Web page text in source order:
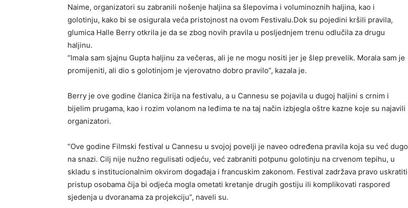
Naime, organizatori su zabranili nošenje haljina sa šlepovima i voluminoznih haljina, kao i
golotinju, kako bi se osigurala veća pristojnost na ovom Festivalu.Dok su pojedini kršili pravila,
glumica Halle Berry otkrila je da se zbog novih pravila u posljednjem trenu odlučila za drugu
haljinu.
“Imala sam sjajnu Gupta haljinu za večeras, ali je ne mogu nositi jer je šlep prevelik. Morala sam je
promijeniti, ali dio s golotinjom je vjerovatno dobro pravilo”, kazala je.
Berry je ove godine članica žirija na festivalu, a u Cannesu se pojavila u dugoj haljini s crnim i
bijelim prugama, kao i rozim volanom na leđima te na taj način izbjegla oštre kazne koje su najavili
organizatori.
“Ove godine Filmski festival u Cannesu u svojoj povelji je naveo određena pravila koja su već dugo
na snazi. Cilj nije nužno regulisati odjeću, već zabraniti potpunu golotinju na crvenom tepihu, u
skladu s institucionalnim okvirom događaja i francuskim zakonom. Festival zadržava pravo uskratiti
pristup osobama čija bi odjeća mogla ometati kretanje drugih gostiju ili komplikovati raspored
sjedenja u dvoranama za projekciju”, naveli su.